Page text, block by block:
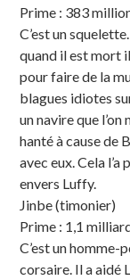
Prime : 383
C’est un
quand il est mort
pour faire de la
blagues idiotes
un navire que
hanté à cause de
avec eux. Cela
envers Luffy.
Jinbe (timonier)
Prime : 1,1
C’est un
corsaire. Il a aidé